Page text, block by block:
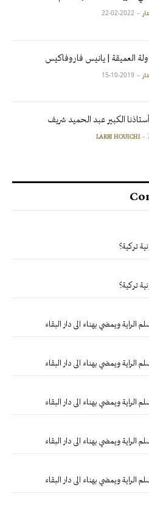
2022-02-22
العميقة | يانيس فاروفاكيس
2019-10-15
الكبير عبد الحميد شريف
LARBI HOUICHI
تركية؟
تركية؟
الراية ويمضي بهناء الى دار البقاء
الراية ويمضي بهناء الى دار البقاء
الراية ويمضي بهناء الى دار البقاء
الراية ويمضي بهناء الى دار البقاء
الراية ويمضي بهناء الى دار البقاء